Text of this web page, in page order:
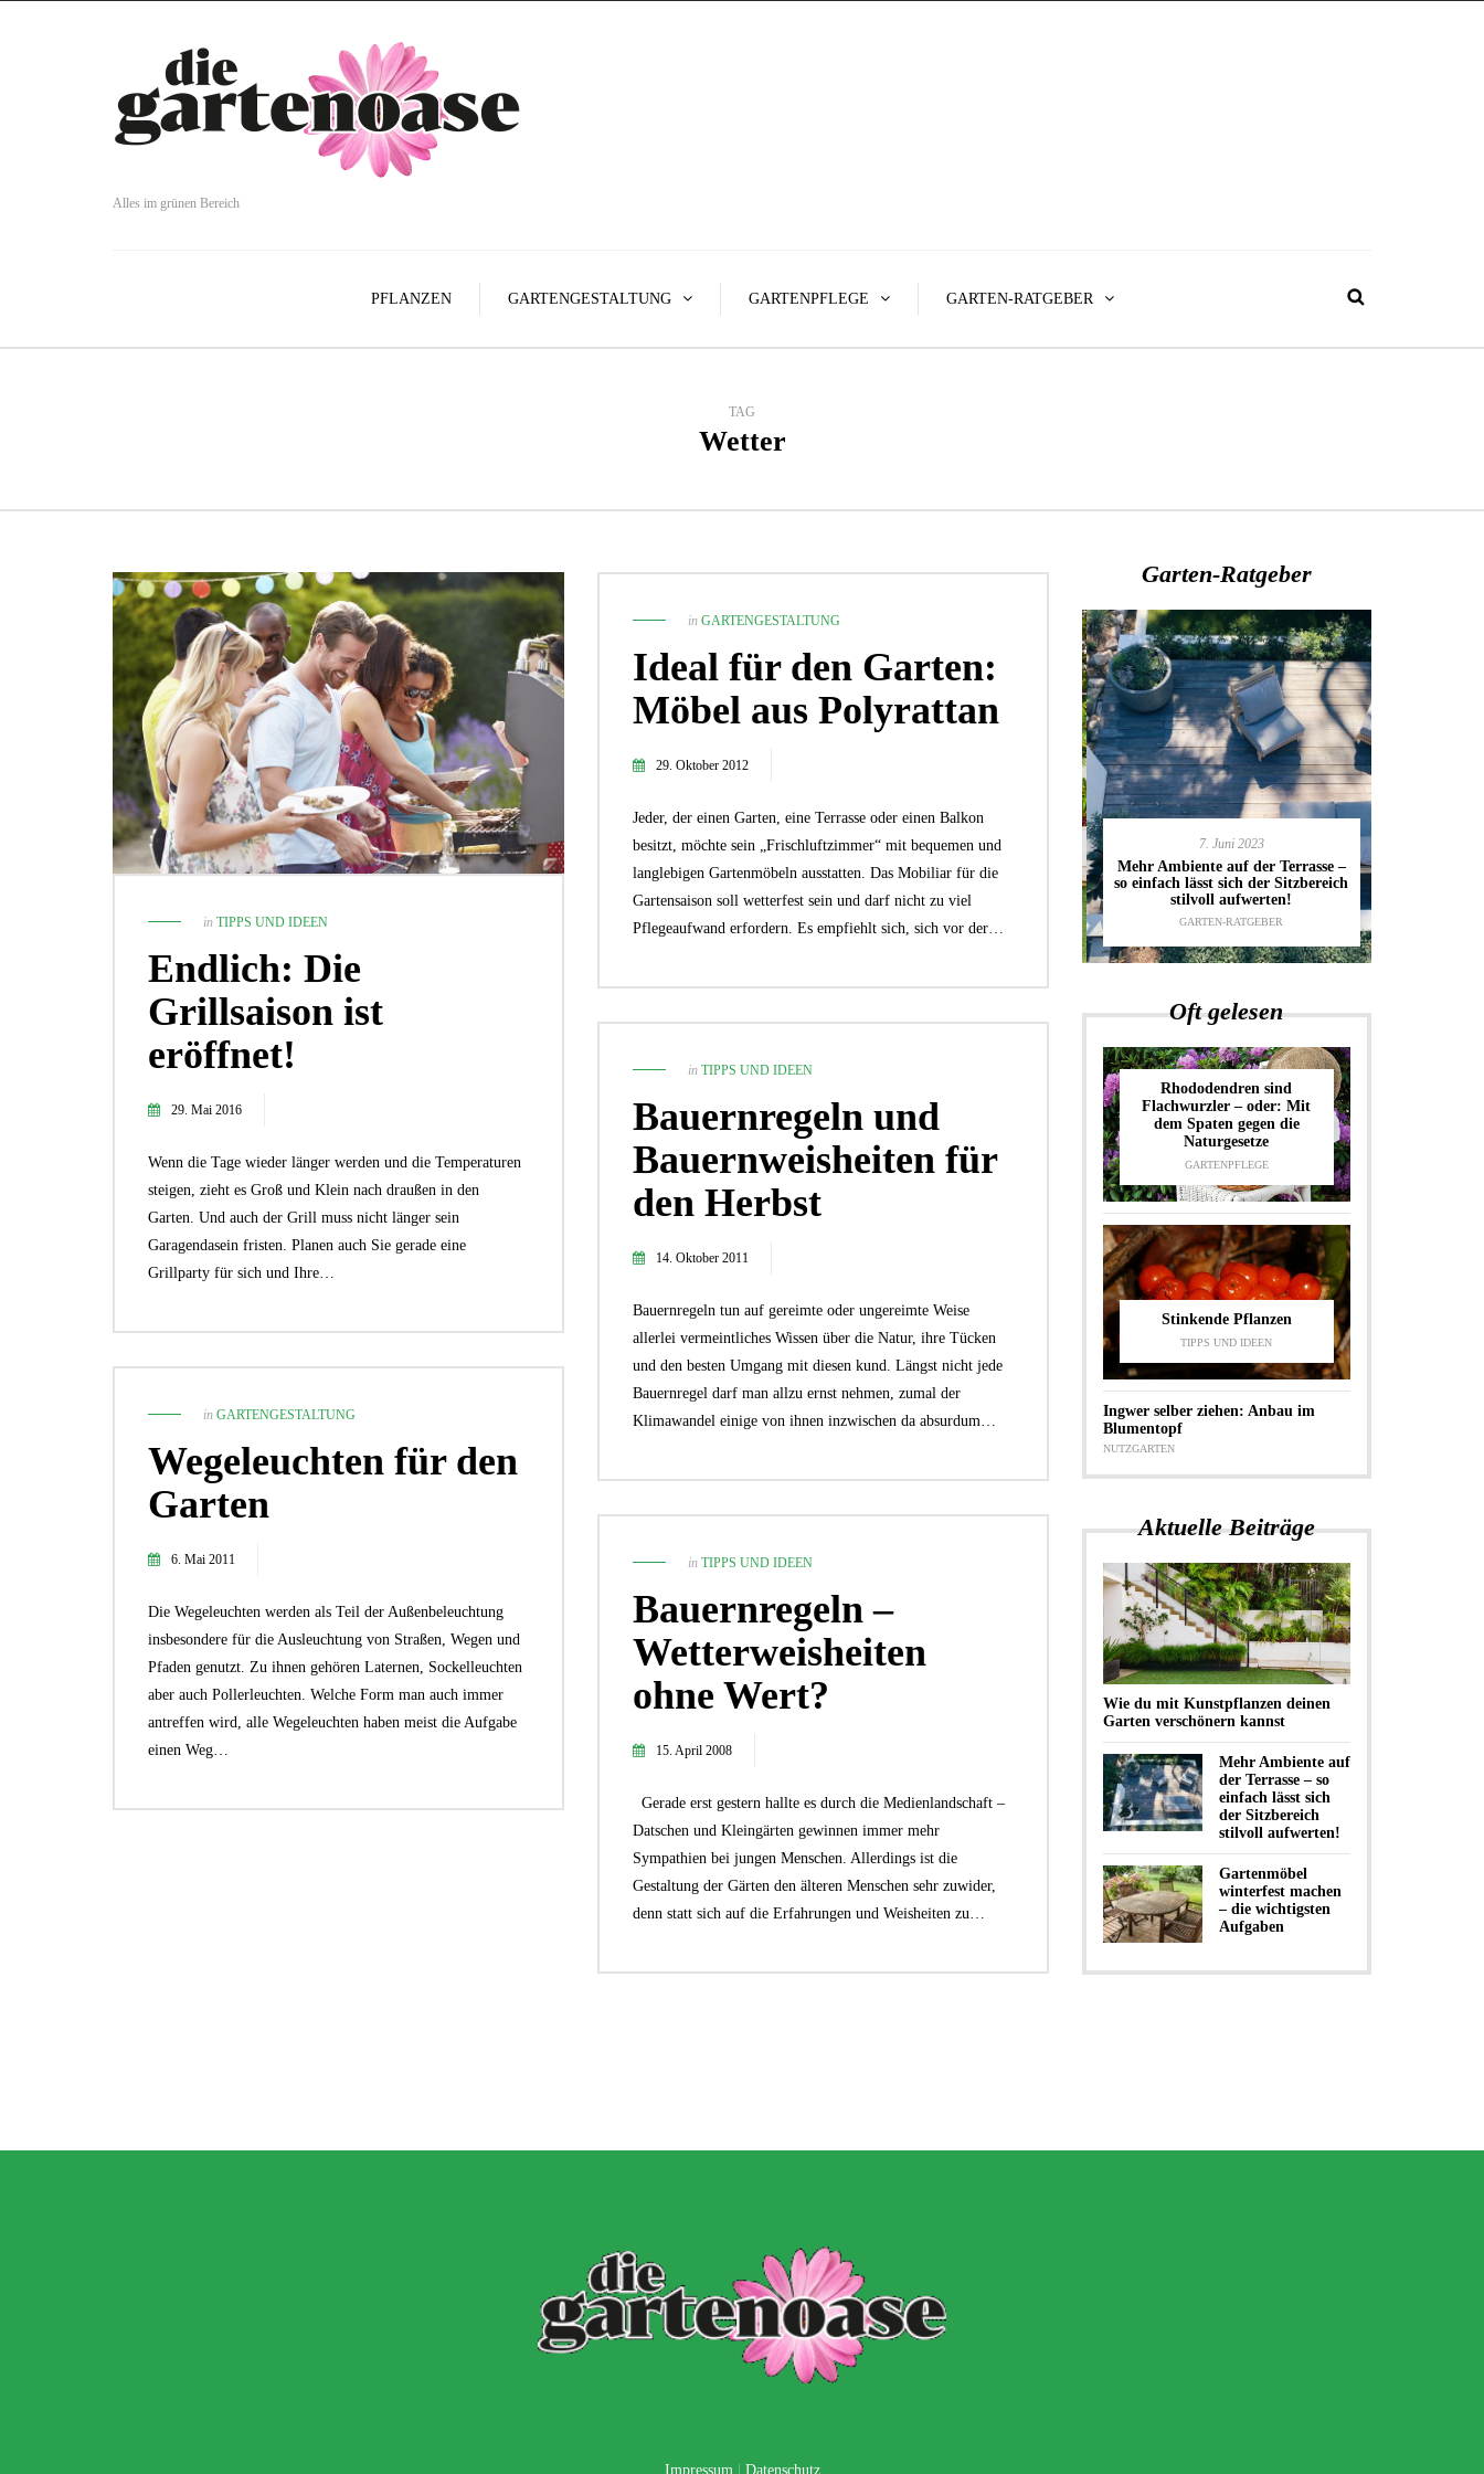
Alles im grünen Bereich
PFLANZEN GARTENGESTALTUNG GARTENPFLEGE GARTEN-RATGEBER
TAG
Wetter
in TIPPS UND IDEEN
Endlich: Die
Grillsaison ist
eröffnet!
29. Mai 2016
Wenn die Tage wieder länger werden und die Temperaturen
steigen, zieht es Groß und Klein nach draußen in den
Garten. Und auch der Grill muss nicht länger sein
Garagendasein fristen. Planen auch Sie gerade eine
Grillparty für sich und Ihre…
in GARTENGESTALTUNG
Ideal für den Garten:
Möbel aus Polyrattan
29. Oktober 2012
Jeder, der einen Garten, eine Terrasse oder einen Balkon
besitzt, möchte sein „Frischluftzimmer“ mit bequemen und
langlebigen Gartenmöbeln ausstatten. Das Mobiliar für die
Gartensaison soll wetterfest sein und darf nicht zu viel
Pflegeaufwand erfordern. Es empfiehlt sich, sich vor der…
in TIPPS UND IDEEN
Bauernregeln und
Bauernweisheiten für
den Herbst
14. Oktober 2011
Bauernregeln tun auf gereimte oder ungereimte Weise
allerlei vermeintliches Wissen über die Natur, ihre Tücken
und den besten Umgang mit diesen kund. Längst nicht jede
Bauernregel darf man allzu ernst nehmen, zumal der
Klimawandel einige von ihnen inzwischen da absurdum…
in GARTENGESTALTUNG
Wegeleuchten für den
Garten
6. Mai 2011
Die Wegeleuchten werden als Teil der Außenbeleuchtung
insbesondere für die Ausleuchtung von Straßen, Wegen und
Pfaden genutzt. Zu ihnen gehören Laternen, Sockelleuchten
aber auch Pollerleuchten. Welche Form man auch immer
antreffen wird, alle Wegeleuchten haben meist die Aufgabe
einen Weg…
in TIPPS UND IDEEN
Bauernregeln –
Wetterweisheiten
ohne Wert?
15. April 2008
Gerade erst gestern hallte es durch die Medienlandschaft –
Datschen und Kleingärten gewinnen immer mehr
Sympathien bei jungen Menschen. Allerdings ist die
Gestaltung der Gärten den älteren Menschen sehr zuwider,
denn statt sich auf die Erfahrungen und Weisheiten zu…
Garten-Ratgeber
1. November 2021
TIPPS UND IDEEN
9 Tipps: So wird die Gartenparty
ein voller Erfolg
TIPPS UND IDEEN
Wie du mit Kunstpflanzen deinen
Garten verschönern kannst
GARTEN-RATGEBER GARTENGESTALTUNG
PFLANZEN ,TIPPS UND IDEEN
7. Juni 2023
Mehr Ambiente auf der Terrasse –
so einfach lässt sich der Sitzbereich
stilvoll aufwerten!
GARTEN-RATGEBER
Oft gelesen
Rhododendren sind
Flachwurzler – oder: Mit
dem Spaten gegen die
Naturgesetze
GARTENPFLEGE
Stinkende Pflanzen
TIPPS UND IDEEN
Ingwer selber ziehen: Anbau im
Blumentopf
NUTZGARTEN
Aktuelle Beiträge
Wie du mit Kunstpflanzen deinen
Garten verschönern kannst
Mehr Ambiente auf
der Terrasse – so
einfach lässt sich
der Sitzbereich
stilvoll aufwerten!
Gartenmöbel
winterfest machen
– die wichtigsten
Aufgaben
Impressum Datenschutz